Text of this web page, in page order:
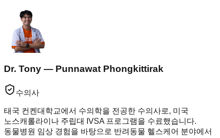
Dr. Tony — Punnawat Phongkittirak
수의사
태국 컨켄대학교에서 수의학을 전공한 수의사로, 미국
노스캐롤라이나 주립대 IVSA 프로그램을 수료했습니다.
동물병원 임상 경험을 바탕으로 반려동물 헬스케어 분야에서